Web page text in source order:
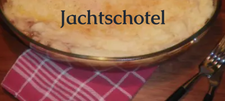
Jachtschotel